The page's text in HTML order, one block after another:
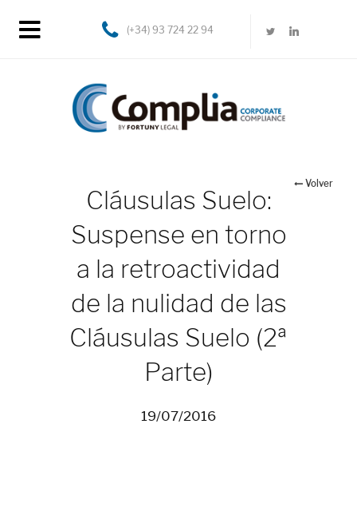
(+34) 93 724 22 94
Volver
Cláusulas Suelo:
Suspense en torno
a la retroactividad
de la nulidad de las
Cláusulas Suelo (2ª
Parte)
19/07/2016